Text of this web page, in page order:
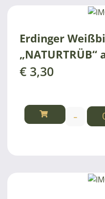
Erdinger
€ 3,30
-